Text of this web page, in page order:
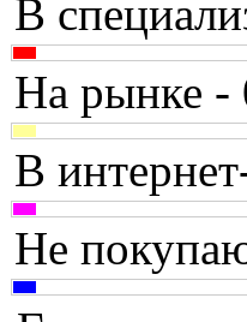
Brain
Brava
Canyon
Cbr
Chicony
Codegen
В
На рынке -
В
Не